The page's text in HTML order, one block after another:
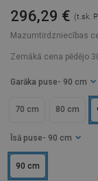
Mazumtirdzniecības
296,29 € (t.sk.
Zemākā cena pēdējo
Garāka puse - 90 cm
70 cm 80 cm
Īsā puse - 90 cm
90 cm